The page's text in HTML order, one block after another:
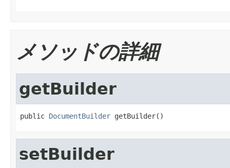
メソッドの詳細
getBuilder
public DocumentBuilder getBuilder()
setBuilder